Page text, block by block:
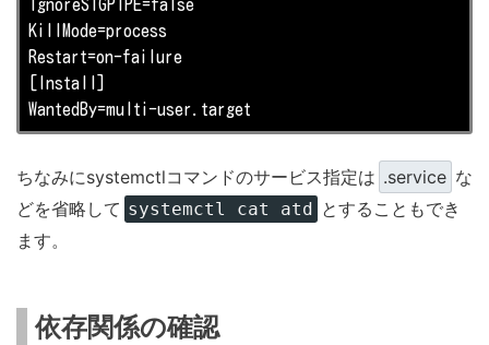
IgnoreSIGPIPE=false
KillMode=process
Restart=on-failure
[Install]
WantedBy=multi-user.target
ちなみにsystemctlコマンドのサービス指定は .service な
どを省略して systemctl cat atd
とすることもでき
ます。
依存関係の確認